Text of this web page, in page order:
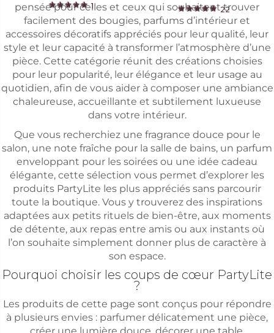
1 22
pensée pour celles et ceux qui souhaitent trouver
facilement des bougies, parfums d’intérieur et
accessoires décoratifs appréciés pour leur qualité, leur
style et leur capacité à transformer l’atmosphère d’une
pièce. Cette catégorie réunit des créations choisies
pour leur popularité, leur élégance et leur usage au
quotidien, afin de vous aider à composer une ambiance
chaleureuse, accueillante et subtilement luxueuse
dans votre intérieur.
Que vous recherchiez une fragrance douce pour le
salon, une note fraîche pour la salle de bains, un parfum
enveloppant pour les soirées ou une idée cadeau
élégante, cette sélection vous permet d’explorer les
produits PartyLite les plus appréciés sans parcourir
toute la boutique. Vous y trouverez des inspirations
adaptées aux petits rituels de bien-être, aux moments
de détente, aux repas entre amis ou aux instants où
l’on souhaite simplement donner plus de caractère à
son espace.
Pourquoi choisir les coups de cœur PartyLite
?
Les produits de cette page sont conçus pour répondre
à plusieurs envies : parfumer délicatement une pièce,